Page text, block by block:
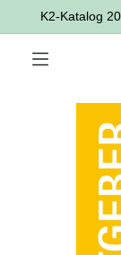
K2-Katalog